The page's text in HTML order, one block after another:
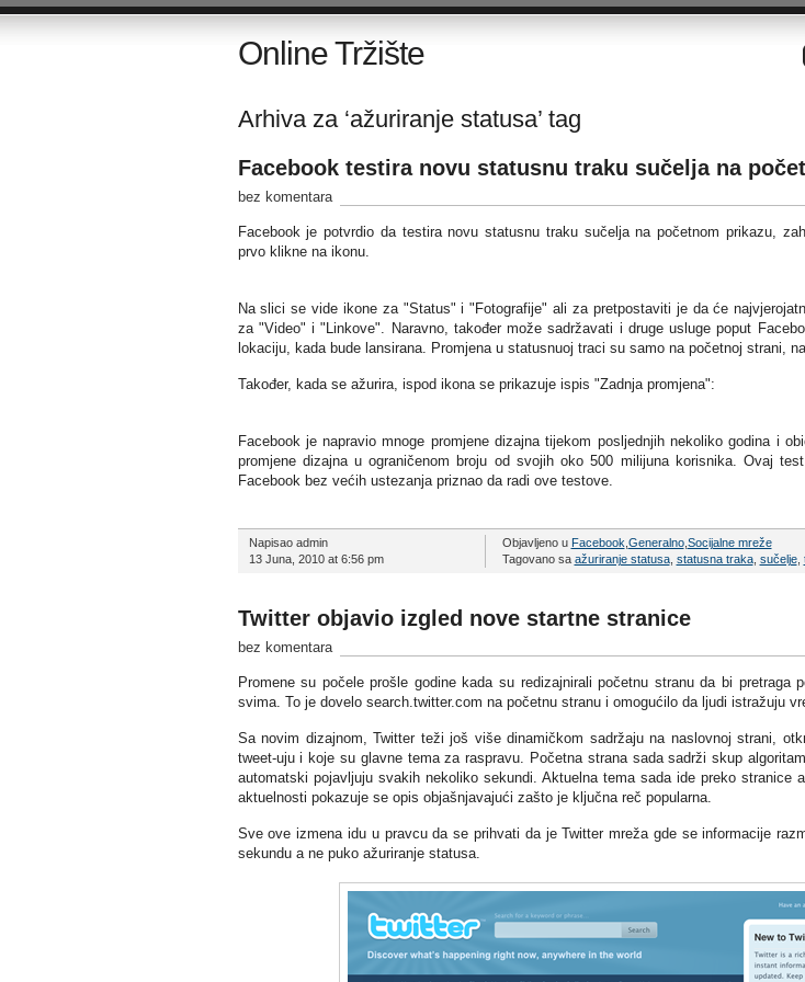
Online Tržište
Arhiva za ‘ažuriranje statusa’ tag
Facebook testira novu statusnu traku sučelja na
bez komentara
Facebook je potvrdio da testira novu statusnu traku sučelja na početnom prikazu,
prvo klikne na ikonu.
Na slici se vide ikone za "Status" i "Fotografije" ali za pretpostaviti je da će
za "Video" i "Linkove". Naravno, također može sadržavati i druge usluge poput
lokaciju, kada bude lansirana. Promjena u statusnuoj traci su samo na početnoj strani,
Također, kada se ažurira, ispod ikona se prikazuje ispis "Zadnja promjena":
Facebook je napravio mnoge promjene dizajna tijekom posljednjih nekoliko godina i
promjene dizajna u ograničenom broju od svojih oko 500 milijuna korisnika. Ovaj
Facebook bez većih ustezanja priznao da radi ove testove.
Napisao admin
13 Juna, 2010 at 6:56 pm
Objavljeno u Facebook Generalno, Socijalne mreže
Tagovano sa ažuriranje statusa, statusna traka, sučelje,
Twitter objavio izgled nove startne stranice
bez komentara
Promene su počele prošle godine kada su redizajnirali početnu stranu da bi pretraga
svima. To je dovelo search.twitter.com na početnu stranu i omogućilo da ljudi istražuju
Sa novim dizajnom, Twitter teži još više dinamičkom sadržaju na naslovnoj strani,
tweet-uju i koje su glavne tema za raspravu. Početna strana sada sadrži skup
automatski pojavljuju svakih nekoliko sekundi. Aktuelna tema sada ide preko stranice
aktuelnosti pokazuje se opis objašnjavajući zašto je ključna reč popularna.
Sve ove izmena idu u pravcu da se prihvati da je Twitter mreža gde se informacije
sekundu a ne puko ažuriranje statusa.